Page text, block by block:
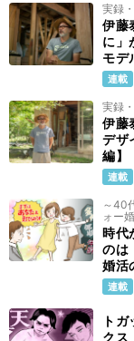
実録
伊藤
に」
モデ
連載
実録
伊藤
デザ
編】
連載
～40
ォー
時代
のは
婚活
連載
ト
クス